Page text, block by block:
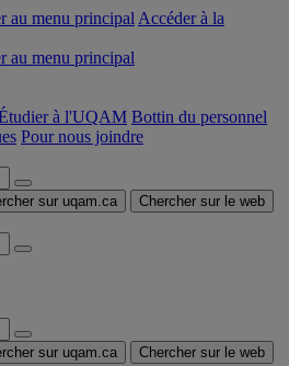
au menu principal Accéder à la
au menu principal
à l'UQAM Bottin du personnel
Pour nous joindre
sur uqam.ca Chercher sur le web
sur uqam.ca Chercher sur le web